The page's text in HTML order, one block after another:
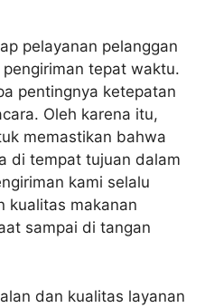
pelayanan pelanggan
tepat waktu.
pentingnya ketepatan
Oleh karena itu,
memastikan bahwa
di tempat tujuan dalam
kami selalu
kualitas makanan
sampai di tangan
dan kualitas layanan